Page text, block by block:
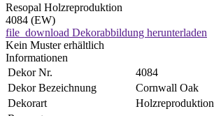
Resopal Holzreproduktion
4084 (EW)
file_download Dekorabbildung herunterladen
Kein Muster erhältlich
Informationen
Dekor Nr.
4084
Dekor Bezeichnung
Cornwall Oak
Dekorart
Holzreproduktion